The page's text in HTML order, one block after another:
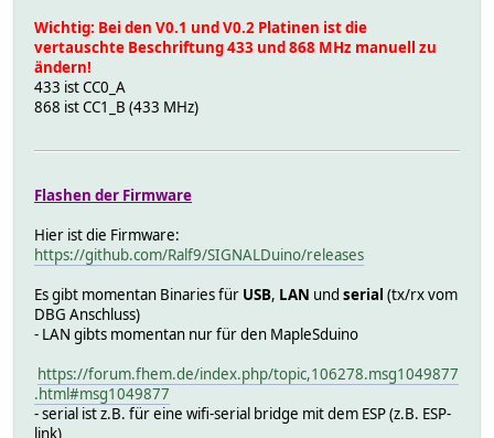
Wichtig: Bei den V0.1 und V0.2 Platinen ist die
vertauschte Beschriftung 433 und 868 MHz manuell zu
ändern!
433 ist CC0_A
868 ist CC1_B (433 MHz)
Flashen der Firmware
Hier ist die Firmware:
https://github.com/Ralf9/SIGNALDuino/releases
Es gibt momentan Binaries für USB, LAN und serial (tx/rx vom
DBG Anschluss)
- LAN gibts momentan nur für den MapleSduino
https://forum.fhem.de/index.php/topic,106278.msg1049877
.html#msg1049877
- serial ist z.B. für eine wifi-serial bridge mit dem ESP (z.B. ESP-
link)